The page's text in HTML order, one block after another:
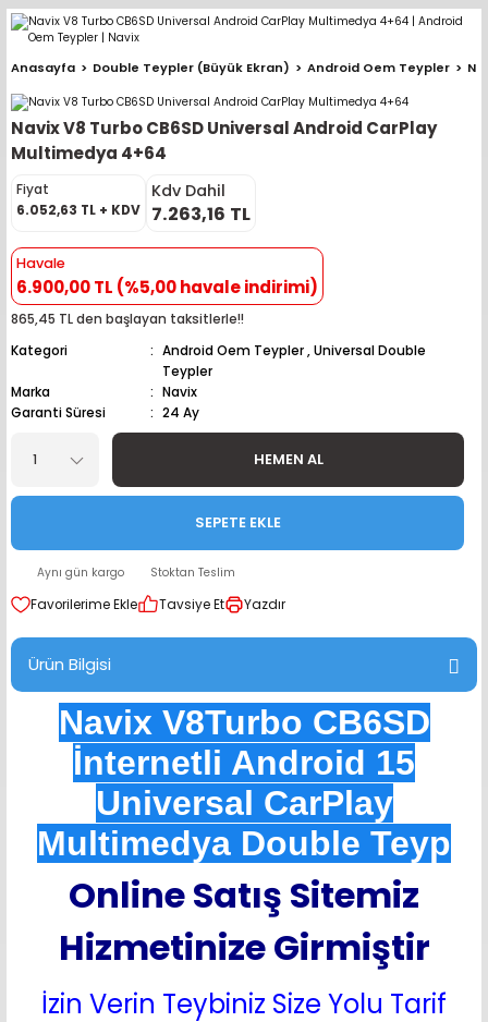
Geri Dön
Geri Dön
Teypler
Geri Dön
Geri Dön
Hoparlör Takımları
Takımları
Hoparlör Takımları
Hoparlör Takımları
Takımları
Takımları
Takımları
Geri Dön
Geri Dön
Geri Dön
Geri Dön
İçinden Ekran Çıkan )
Geri Dön
Anasayfa Double Teypler (Büyük Ekran) Android Oem Teypler
Navix V8 Turbo CB6SD Universal Android CarPlay
Multimedya 4+64
Fiyat
6.052,63 TL + KDV
Kdv Dahil
7.263,16 TL
Havale
6.900,00 TL (%5,00 havale indirimi)
865,45 TL den başlayan taksitlerle!!
Kategori
Android Oem Teypler ,Universal Double
Teypler
Marka
Navix
Garanti Süresi
24 Ay
HEMEN AL
SEPETE EKLE
Aynı gün kargo Stoktan Teslim
Tavsiye Et Yazdır
Ürün Bilgisi
Navix V8Turbo CB6SD
İnternetli Android 15
Universal CarPlay
Multimedya Double Teyp
Online Satış Sitemiz
Hizmetinize Girmiştir
İzin Verin Teybiniz Size Yolu Tarif